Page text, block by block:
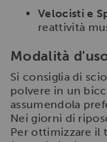
Velocisti e
reattività
Modalità
Si consiglia di
polvere in un
assumendola
Nei giorni di
Per ottimizzare il